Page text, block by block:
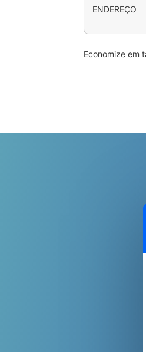
ENDEREÇO
Economize em